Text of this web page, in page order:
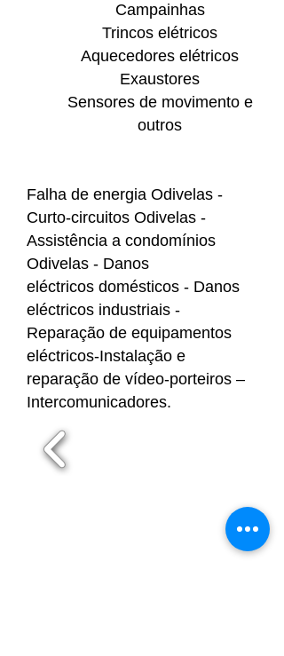
Campainhas
Trincos elétricos
Aquecedores elétricos
Exaustores
Sensores de movimento e
outros
Falha de energia Odivelas -
Curto-circuitos Odivelas -
Assistência a condomínios
Odivelas - Danos
eléctricos domésticos - Danos
eléctricos industriais -
Reparação de equipamentos
eléctricos-Instalação e
reparação de vídeo-porteiros –
Intercomunicadores.